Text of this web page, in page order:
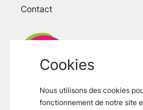
Contact
VisitMons2026- All right
Cookies
Nous utilisons des cookies
fonctionnement de notre site